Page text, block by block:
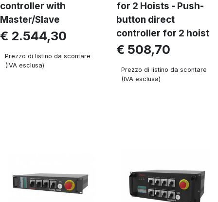
controller with
Master/Slave
€ 2.544,30
Prezzo di listino da scontare
(IVA esclusa)
for 2 Hoists - Push-
button direct
controller for 2 hoist
€ 508,70
Prezzo di listino da scontare
(IVA esclusa)